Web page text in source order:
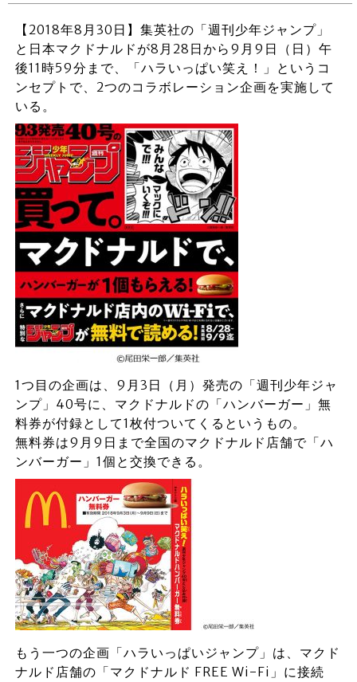
【2018年8月30日】集英社の「週刊少年ジャンプ」
と日本マクドナルドが8月28日から9月9日（日）午
後11時59分まで、「ハラいっぱい笑え！」というコ
ンセプトで、2つのコラボレーション企画を実施して
いる。
1つ目の企画は、9月3日（月）発売の「週刊少年ジャ
ンプ」40号に、マクドナルドの「ハンバーガー」無
料券が付録として1枚付ついてくるというもの。
無料券は9月9日まで全国のマクドナルド店舗で「ハ
ンバーガー」1個と交換できる。
もう一つの企画「ハラいっぱいジャンプ」は、マクド
ナルド店舗の「マクドナルド FREE Wi-Fi」に接続